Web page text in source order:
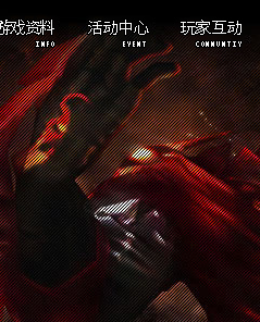
游戏背景
游戏特色
职业介绍
物品介绍
副本介绍
活动专区
版本专区
公会专区
玩家照片